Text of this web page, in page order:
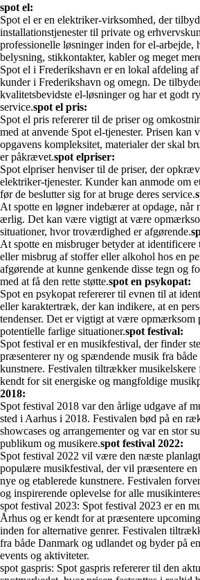
spot el:
Spot el er en elektriker-virksomhed, der
installationstjenester til private og
professionelle løsninger inden for el-arbejde,
belysning, stikkontakter, kabler og meget
Spot el i Frederikshavn er en lokal afdeling
kunder i Frederikshavn og omegn. De
kvalitetsbevidste el-løsninger og har et godt
service.spot el pris:
Spot el pris refererer til de priser og
med at anvende Spot el-tjenester. Prisen kan
opgavens kompleksitet, materialer der skal
er påkrævet.spot elpriser:
Spot elpriser henviser til de priser, der
elektriker-tjenester. Kunder kan anmode om
før de beslutter sig for at bruge deres service.
At spotte en løgner indebærer at opdage, når
ærlig. Det kan være vigtigt at være
situationer, hvor troværdighed er afgørende.
At spotte en misbruger betyder at
eller misbrug af stoffer eller alkohol hos en
afgørende at kunne genkende disse tegn og
med at få den rette støtte.spot en psykopat:
Spot en psykopat refererer til evnen til at
eller karaktertræk, der kan indikere, at en
tendenser. Det er vigtigt at være opmærksom
potentielle farlige situationer.spot festival:
Spot festival er en musikfestival, der finder
præsenterer ny og spændende musik fra
kunstnere. Festivalen tiltrækker musikelskere
kendt for sit energiske og mangfoldige
2018:
Spot festival 2018 var den årlige udgave af
sted i Aarhus i 2018. Festivalen bød på en
showcases og arrangementer og var en stor
publikum og musikere.spot festival 2022:
Spot festival 2022 vil være den næste
populære musikfestival, der vil præsentere
nye og etablerede kunstnere. Festivalen
og inspirerende oplevelse for alle
spot festival 2023: Spot festival 2023 er en
Århus og er kendt for at præsentere
inden for alternative genrer. Festivalen
fra både Danmark og udlandet og byder på
events og aktiviteter.
spot gaspris: Spot gaspris refererer til den